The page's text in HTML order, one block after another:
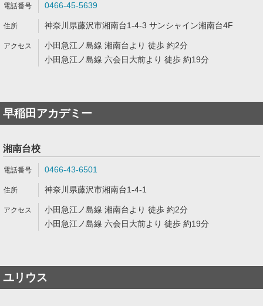
0466-45-5639
神奈川県藤沢市湘南台1-4-3 サンシャイン湘南台4F
小田急江ノ島線 湘南台より 徒歩 約2分
小田急江ノ島線 六会日大前より 徒歩 約19分
早稲田アカデミー
湘南台校
0466-43-6501
神奈川県藤沢市湘南台1-4-1
小田急江ノ島線 湘南台より 徒歩 約2分
小田急江ノ島線 六会日大前より 徒歩 約19分
ユリウス